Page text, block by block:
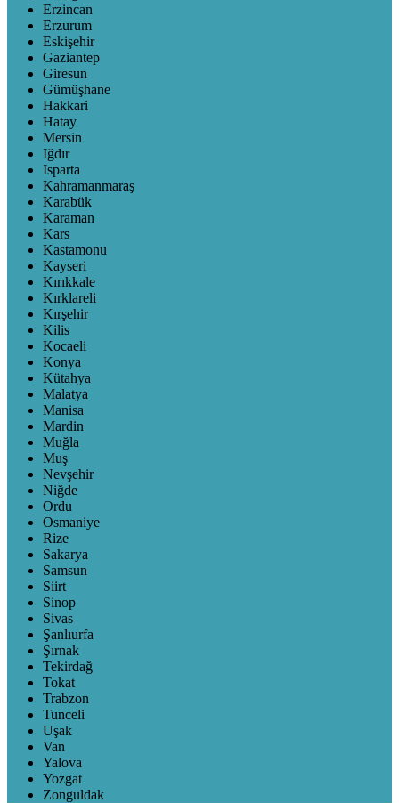
Erzincan
Erzurum
Eskişehir
Gaziantep
Giresun
Gümüşhane
Hakkari
Hatay
Mersin
Iğdır
Isparta
Kahramanmaraş
Karabük
Karaman
Kars
Kastamonu
Kayseri
Kırıkkale
Kırklareli
Kırşehir
Kilis
Kocaeli
Konya
Kütahya
Malatya
Manisa
Mardin
Muğla
Muş
Nevşehir
Niğde
Ordu
Osmaniye
Rize
Sakarya
Samsun
Siirt
Sinop
Sivas
Şanlıurfa
Şırnak
Tekirdağ
Tokat
Trabzon
Tunceli
Uşak
Van
Yalova
Yozgat
Zonguldak